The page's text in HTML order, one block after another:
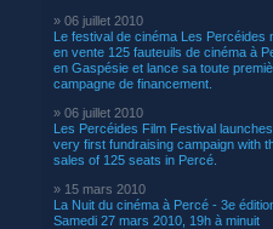
» 06 juillet 2010
Le festival de cinéma Les Percéides
en vente 125 fauteuils de cinéma à
en Gaspésie et lance sa toute
campagne de financement.
» 06 juillet 2010
Les Percéides Film Festival
very first fundraising campaign with
sales of 125 seats in Percé.
» 15 mars 2010
La Nuit du cinéma à Percé - 3e
Samedi 27 mars 2010, 19h à minuit